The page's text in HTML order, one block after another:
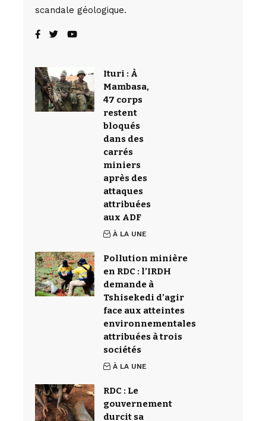
scandale géologique.
Ituri : À
Mambasa,
47 corps
restent
bloqués
dans des
carrés
miniers
après des
attaques
attribuées
aux ADF
À LA UNE
Pollution minière
en RDC : l’IRDH
demande à
Tshisekedi d’agir
face aux atteintes
environnementales
attribuées à trois
sociétés
À LA UNE
RDC : Le
gouvernement
durcit sa